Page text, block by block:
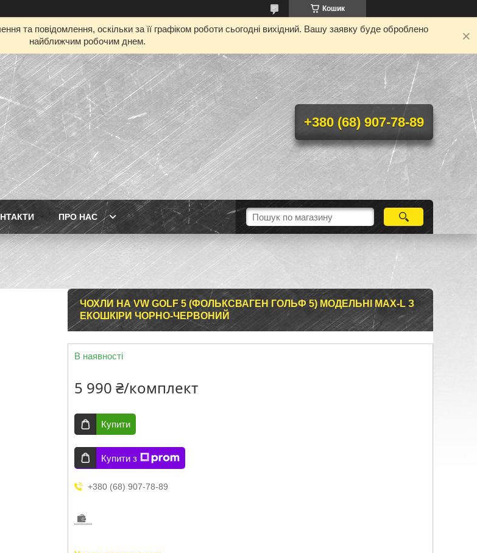
Кошик
та повідомлення, оскільки за її графіком роботи сьогодні вихідний. Вашу заявку буде оброблено
найближчим робочим днем.
+380 (68) 907-78-89
ПРО НАС
ЧОХЛИ НА VW GOLF 5 (ФОЛЬКСВАГЕН ГОЛЬФ 5) МОДЕЛЬНІ MAX-L З
ЕКОШКІРИ ЧОРНО-ЧЕРВОНИЙ
В наявності
5 990 ₴/комплект
Купити
Купити з
+380 (68) 907-78-89